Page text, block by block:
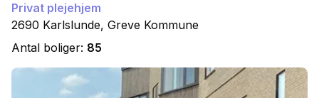
Privat plejehjem
2690 Karlslunde, Greve Kommune
Antal boliger: 85